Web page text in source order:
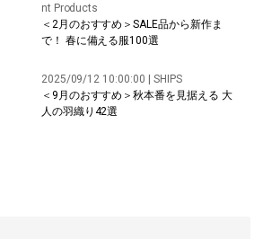
nt Products
＜2月のおすすめ＞SALE品から新作ま
で！ 春に備える服100選
2025/09/12 10:00:00 | SHIPS
＜9月のおすすめ＞秋本番を見据える 大
人の羽織り42選